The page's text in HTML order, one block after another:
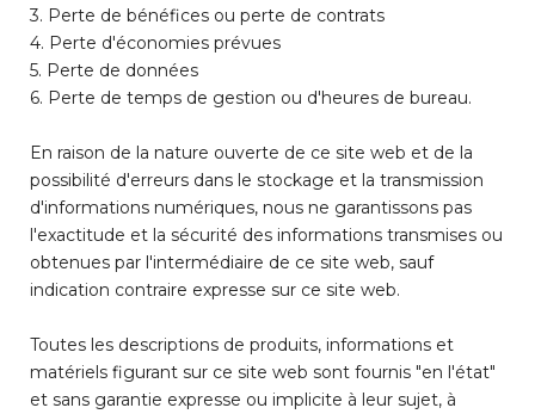
3. Perte de bénéfices ou perte de contrats
4. Perte d'économies prévues
5. Perte de données
6. Perte de temps de gestion ou d'heures de bureau.
En raison de la nature ouverte de ce site web et de la
possibilité d'erreurs dans le stockage et la transmission
d'informations numériques, nous ne garantissons pas
l'exactitude et la sécurité des informations transmises ou
obtenues par l'intermédiaire de ce site web, sauf
indication contraire expresse sur ce site web.
Toutes les descriptions de produits, informations et
matériels figurant sur ce site web sont fournis "en l'état"
et sans garantie expresse ou implicite à leur sujet, à